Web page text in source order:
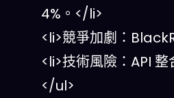
4%。</li>
<li>競爭加劇：
<li>技術風險：API
</ul>